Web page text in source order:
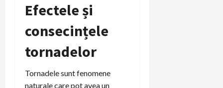
Efectele și
consecințele
tornadelor
Tornadele sunt fenomene
naturale care pot avea un